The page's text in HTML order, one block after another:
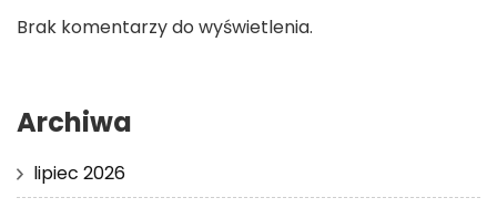
Brak komentarzy do wyświetlenia.
Archiwa
lipiec 2026